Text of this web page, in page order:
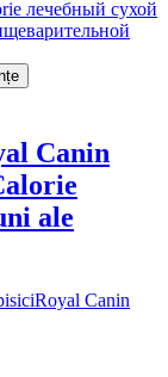
Canin
ale
Royal Canin